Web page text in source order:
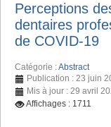
Perceptions
dentaires
de COVID-19
Catégorie :Abstract
Publication : 23 juin
Mis à jour : 29 avril
Affichages : 1711